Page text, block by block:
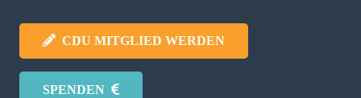
CDU MITGLIED WERDEN
SPENDEN